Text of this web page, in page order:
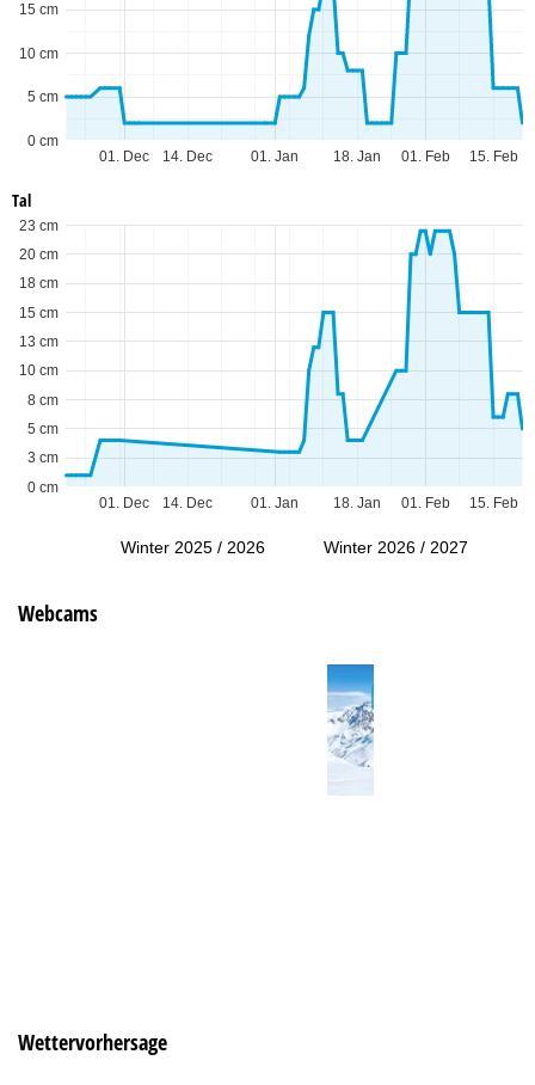
01. Dec 01. Jan 01. Feb
14. Dec 18. Jan 15. Feb
0 cm
5 cm
10 cm
15 cm
Tal
01. Dec 01. Jan 01. Feb
14. Dec 18. Jan 15. Feb
0 cm
3 cm
5 cm
8 cm
10 cm
13 cm
15 cm
18 cm
20 cm
23 cm
Winter 2025 / 2026 Winter 2026 / 2027
Webcams
Wettervorhersage